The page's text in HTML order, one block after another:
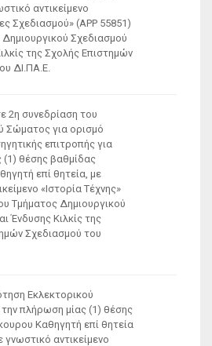
αντικείμενο
Σχεδιασμού» (ΑΡΡ 55851)
Σχεδιασμού
της Σχολής Επιστημών
ΔΙ.ΠΑ.Ε.
2η συνεδρίαση του
Σώματος για ορισμό
επιτροπής για
θέσης βαθμίδας
επί θητεία, με
«Ιστορία Τέχνης»
Τμήματος Δημιουργικού
Ένδυσης Κιλκίς της
Σχεδιασμού του
Εκλεκτορικού
πλήρωση μίας (1) θέσης
Καθηγητή επί θητεία
αντικείμενο